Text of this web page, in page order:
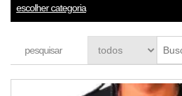
escolher categoria
pesquisar